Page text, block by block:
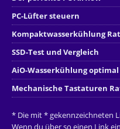
PC-Lüfter steuern
Kompaktwasserkühlung
SSD-Test und Vergleich
AiO-Wasserkühlung
Mechanische Tastaturen
* Die mit * gekennzeichneten
Wenn du über so einen Link